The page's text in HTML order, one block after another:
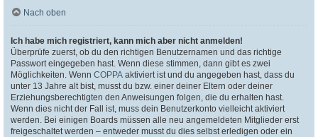
Nach oben
Ich habe mich registriert, kann mich aber nicht anmelden!
Überprüfe zuerst, ob du den richtigen Benutzernamen und das richtige
Passwort eingegeben hast. Wenn diese stimmen, dann gibt es zwei
Möglichkeiten. Wenn COPPA aktiviert ist und du angegeben hast, dass du
unter 13 Jahre alt bist, musst du bzw. einer deiner Eltern oder deiner
Erziehungsberechtigten den Anweisungen folgen, die du erhalten hast.
Wenn dies nicht der Fall ist, muss dein Benutzerkonto vielleicht aktiviert
werden. Bei einigen Boards müssen alle neu angemeldeten Mitglieder erst
freigeschaltet werden – entweder musst du dies selbst erledigen oder ein